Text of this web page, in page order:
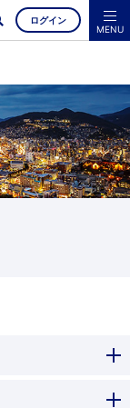
ログイン
よくあるご質問 MENU